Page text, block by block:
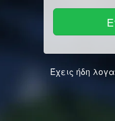
Έχεις ήδη